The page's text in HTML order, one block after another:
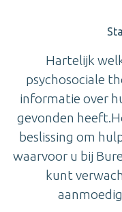
Hartelijk
psychosociale
informatie over
gevonden
beslissing om
waarvoor u bij
kunt